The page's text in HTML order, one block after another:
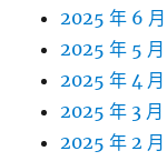
2025 年 6 月
2025 年 5 月
2025 年 4 月
2025 年 3 月
2025 年 2 月